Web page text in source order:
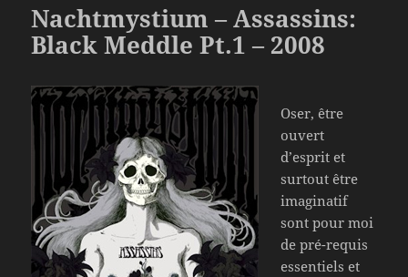
Nachtmystium – Assassins:
Black Meddle Pt.1 – 2008
Oser, être
ouvert
d’esprit et
surtout être
imaginatif
sont pour moi
de pré-requis
essentiels et